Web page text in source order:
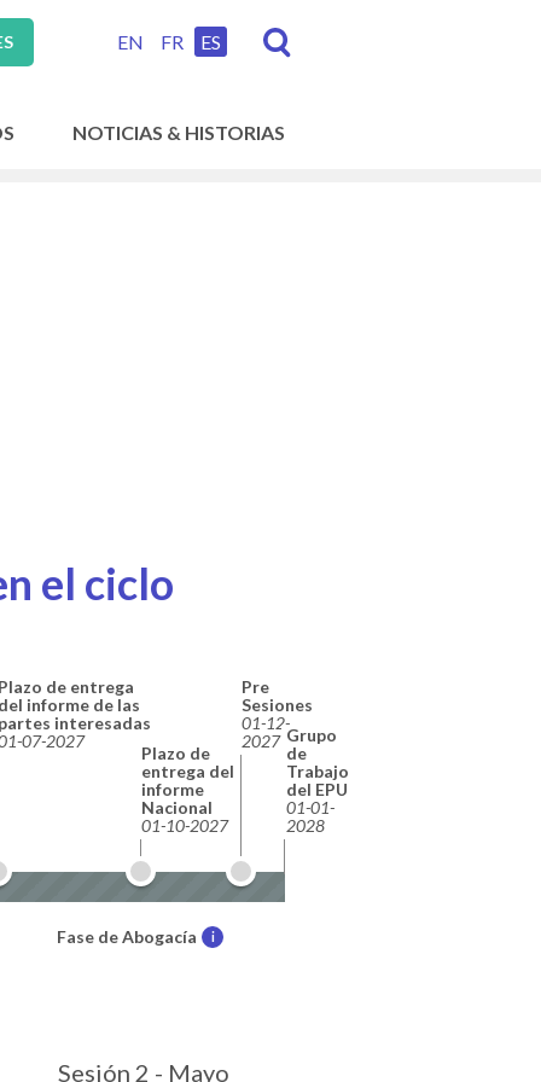
EN FR ES
NOTICIAS & HISTORIAS
el ciclo
Fase de Abogacía i
de entrega
informe de las
interesadas
07-2027
Plazo de
entrega del
informe
Nacional
01-10-2027
Pre
Sesiones
01-12-
2027 Grupo
de
Trabajo
del EPU
01-01-
2028
Sesión 2 - Mayo